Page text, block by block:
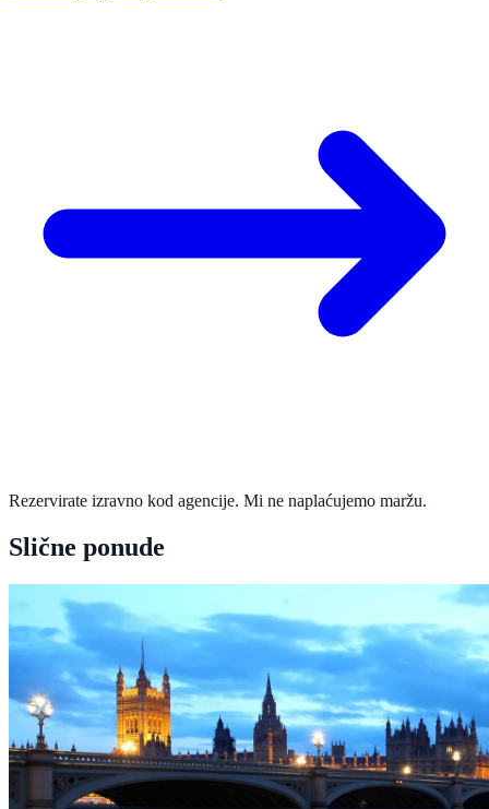
Rezervirate izravno kod agencije. Mi ne naplaćujemo maržu.
Slične ponude